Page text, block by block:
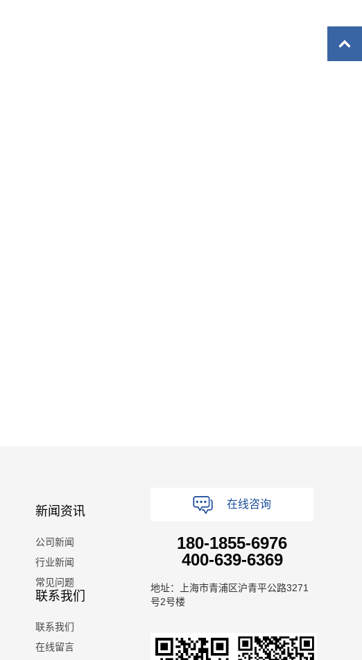
新闻资讯
公司新闻
行业新闻
常见问题
联系我们
联系我们
在线留言
在线咨询
180-1855-6976
400-639-6369
地址：上海市青浦区沪青平公路3271
号2号楼